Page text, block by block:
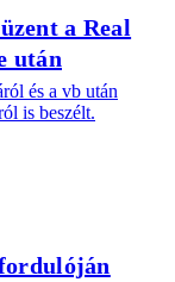
a Real
után
és a vb után
is beszélt.